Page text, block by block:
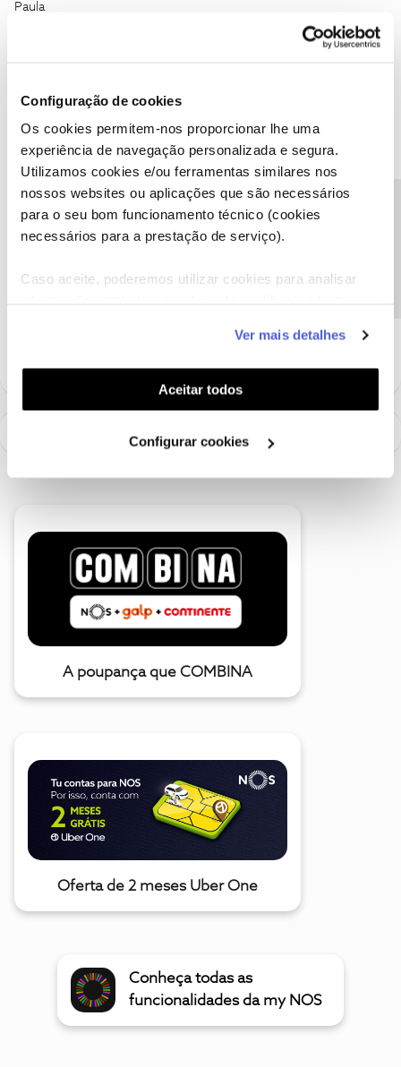
Configuração de cookies
Os cookies permitem-nos proporcionar lhe uma
experiência de navegação personalizada e segura.
Utilizamos cookies e/ou ferramentas similares nos
nossos websites ou aplicações que são necessários
para o seu bom funcionamento técnico (cookies
necessários para a prestação de serviço).
Caso aceite, poderemos utilizar cookies para analisar
funcionalidades (cookies de personalização e
funcionalidade) e adaptar anúncios aos seus interesses
(cookies de publicidade personalizada). Pode gerir a
utilização dos cookies clicando em "Configurar
Ver mais detalhes
Aceitar todos
Configurar cookies
Paula
Ana P. Forum|Forum|6 years ago
Agradecemos o seu feedback .
Caso tenha mais alguma dúvida ou sugestão, partilhe connosco.
como "Melhor Resposta" e faça "Like" nos melhores comentários.
A poupança que COMBINA
Oferta de 2 meses Uber One
Conheça todas as
funcionalidades da my NOS